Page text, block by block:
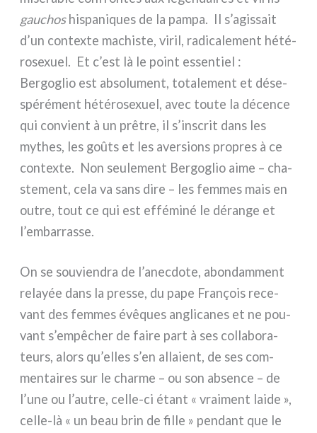
gau­choshispa­ni­ques de la pam­pa. Il s’agissait
d’un con­tex­te machi­ste, viril, radi­ca­le­ment hété­
ro­se­xuel. Et c’est là le point essen­tiel :
Bergoglio est abso­lu­ment, tota­le­ment et dése­
spé­ré­ment hété­ro­se­xuel, avec tou­te la décen­ce
qui con­vient à un prê­tre, il s’inscrit dans les
mythes, les goû­ts et les aver­sions pro­pres à ce
con­tex­te. Non seu­le­ment Bergoglio aime – cha­
ste­ment, cela va sans dire – les fem­mes mais en
outre, tout ce qui est effé­mi­né le déran­ge et
l’embarrasse.
On se sou­vien­dra de l’anecdote, abon­dam­ment
relayée dans la pres­se, du pape François rece­
vant des fem­mes évê­ques angli­ca­nes et ne pou­
vant s’empêcher de fai­re part à ses col­la­bo­ra­
teurs, alors qu’elles s’en alla­ient, de ses com­
men­tai­res sur le char­me – ou son absen­ce – de
l’une ou l’autre, celle-ci étant « vrai­ment lai­de »,
celle-là « un beau brin de fil­le » pen­dant que le